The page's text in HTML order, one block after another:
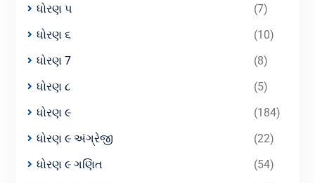
ધોરણ ૫
(7)
ધોરણ ૬
(10)
ધોરણ 7
(8)
ધોરણ ૮
(5)
ધોરણ ૯
(184)
ધોરણ ૯ અંગ્રેજી
(22)
ધોરણ ૯ ગણિત
(54)